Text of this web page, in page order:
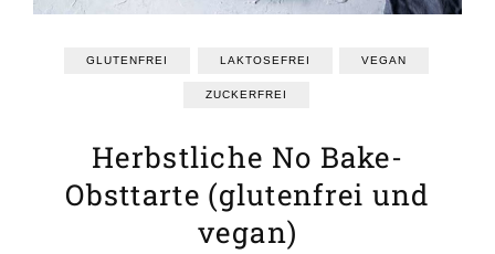
GLUTENFREI LAKTOSEFREI VEGAN
ZUCKERFREI
Herbstliche No Bake-
Obsttarte (glutenfrei und
vegan)